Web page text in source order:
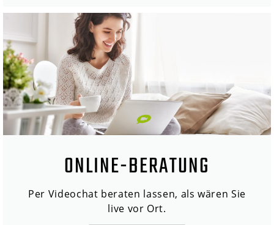
ONLINE-BERATUNG
Per Videochat beraten lassen, als wären Sie
live vor Ort.